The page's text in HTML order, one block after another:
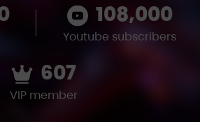
108,000
Youtube subscribers
607
VIP member